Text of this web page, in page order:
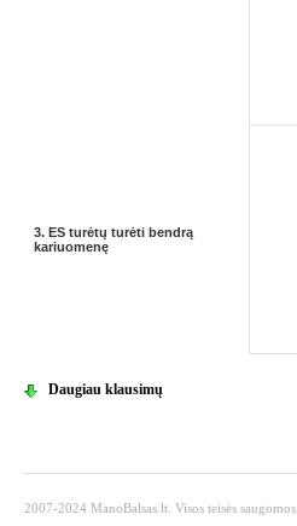
3. ES turėtų turėti bendrą
kariuomenę
Daugiau klausimų
2007-2024 ManoBalsas.lt. Visos teisės saugomos.